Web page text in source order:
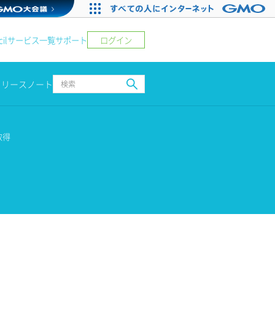
サービス一覧サポート ログイン
ースノート
得